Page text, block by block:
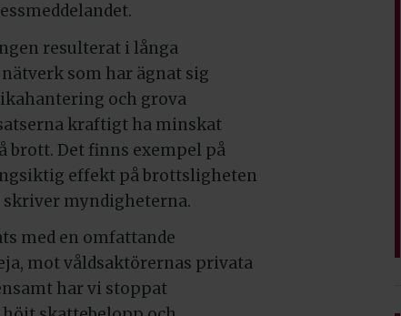
resulterat i långa
som har ägnat sig
och grova
kraftigt ha minskat
brott. Det finns exempel på
effekt på brottsligheten
skriver myndigheterna.
med en omfattande
mot våldsaktörernas privata
har vi stoppat